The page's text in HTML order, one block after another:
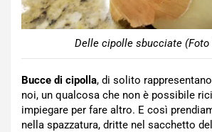
Delle cipolle sbucciate (Foto
Bucce di cipolla, di solito
noi, un qualcosa che non è possibile
impiegare per fare altro. E così
nella spazzatura, dritte nel sacchetto